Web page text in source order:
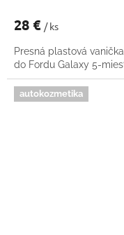
28 € / ks
Presná plastová
do Fordu Galaxy 5-
autokozmetika